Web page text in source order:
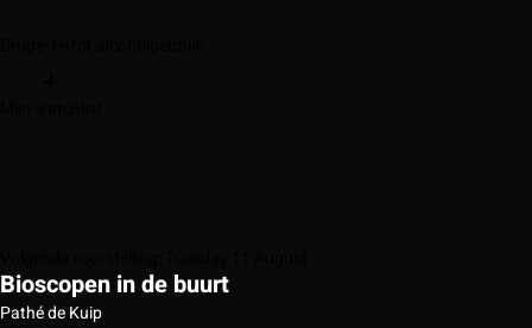
Bioscopen in de buurt
Pathé de Kuip